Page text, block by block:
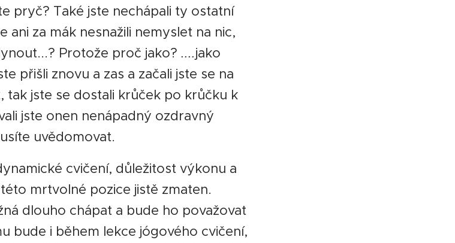
pryč? Také jste nechápali ty ostatní
ani za mák nesnažili nemyslet na nic,
Protože proč jako? ....jako
přišli znovu a zas a začali jste se na
tak jste se dostali krůček po krůčku k
jste onen nenápadný ozdravný
uvědomovat.
cvičení, důležitost výkonu a
mrtvolné pozice jistě zmaten.
dlouho chápat a bude ho považovat
bude i během lekce jógového cvičení,